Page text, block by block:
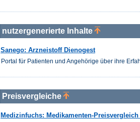
nutzergenerierte Inhalte
Sanego: Arzneistoff Dienogest
Portal für Patienten und Angehörige über ihre
Preisvergleiche
Medizinfuchs: Medikamenten-